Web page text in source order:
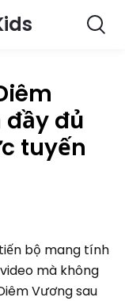
đủ
tuyến
bộ mang tính
mà không
Vương sau